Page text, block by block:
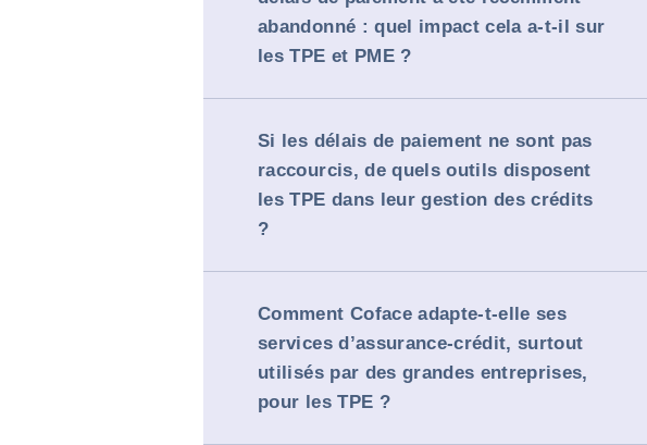
abandonné : quel impact cela a-t-il sur
les TPE et PME ?
Si les délais de paiement ne sont pas
raccourcis, de quels outils disposent
les TPE dans leur gestion des crédits
?
Comment Coface adapte-t-elle ses
services d’assurance-crédit, surtout
utilisés par des grandes entreprises,
pour les TPE ?